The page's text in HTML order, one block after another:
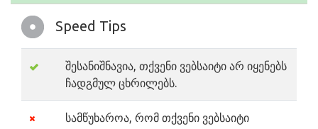
Speed Tips
შესანიშნავია, თქვენი ვებსაიტი არ იყენებს
ჩადგმულ ცხრილებს.
სამწუხაროა, რომ თქვენი ვებსაიტი